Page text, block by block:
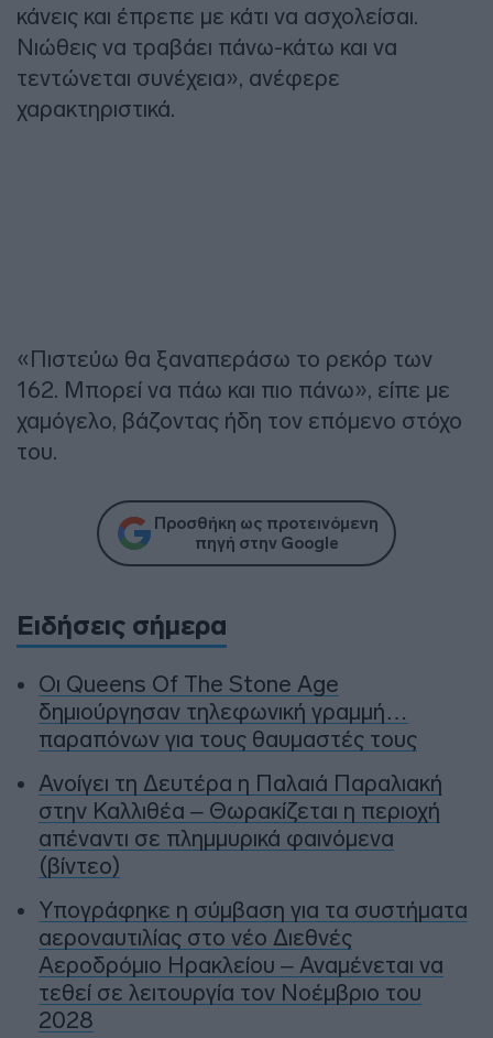
κάνεις και έπρεπε με κάτι να ασχολείσαι.
Νιώθεις να τραβάει πάνω-κάτω και να
τεντώνεται συνέχεια», ανέφερε
χαρακτηριστικά.
«Πιστεύω θα ξαναπεράσω το ρεκόρ των
162. Μπορεί να πάω και πιο πάνω», είπε με
χαμόγελο, βάζοντας ήδη τον επόμενο στόχο
του.
Προσθήκη ως προτεινόμενη
πηγή στην Google
Ειδήσεις σήμερα
Οι Queens Of The Stone Age
δημιούργησαν τηλεφωνική γραμμή…
παραπόνων για τους θαυμαστές τους
Ανοίγει τη Δευτέρα η Παλαιά Παραλιακή
στην Καλλιθέα – Θωρακίζεται η περιοχή
απέναντι σε πλημμυρικά φαινόμενα
(βίντεο)
Υπογράφηκε η σύμβαση για τα συστήματα
αεροναυτιλίας στο νέο Διεθνές
Αεροδρόμιο Ηρακλείου – Αναμένεται να
τεθεί σε λειτουργία τον Νοέμβριο του
2028